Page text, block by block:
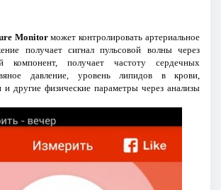
Monitorможет контролировать артериальное
получает сигнал пульсовой волны через
компонент, получает частоту сердечных
давление, уровень липидов в крови,
и другие физические параметры через анализы